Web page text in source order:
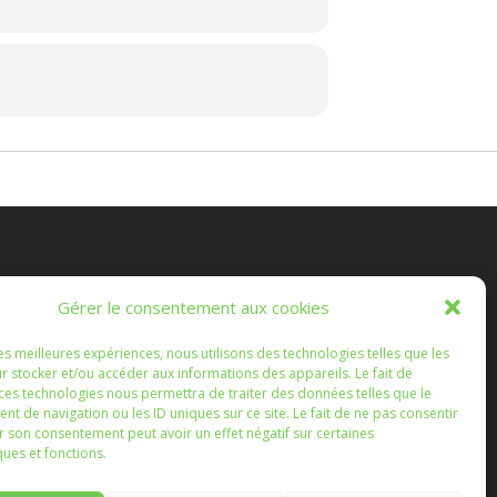
Gérer le consentement aux cookies
meilleures expériences, nous utilisons des technologies telles que les
stocker et/ou accéder aux informations des appareils. Le fait de
technologies nous permettra de traiter des données telles que le
de navigation ou les ID uniques sur ce site. Le fait de ne pas consentir
son consentement peut avoir un effet négatif sur certaines
et fonctions.
soient l'occasion d'échanges enrichissants.